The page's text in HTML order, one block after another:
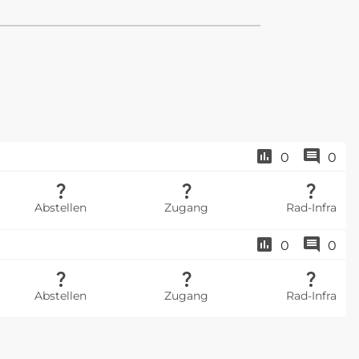
0 0
Abstellen Zugang Rad-Infra
0 0
Abstellen Zugang Rad-Infra